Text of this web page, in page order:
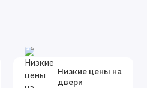
Низкие цены на
двери